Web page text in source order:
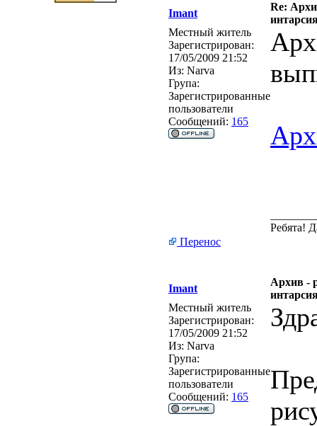
Imant
Re:
Местный житель
Зарегистрирован:
17/05/2009 21:52
Из: Narva
Група:
Зарегистрированные
пользователи
Сообщений: 165
Ребята!
Перенос
Imant
Архив -
Местный житель
Зарегистрирован:
17/05/2009 21:52
Из: Narva
Група:
Зарегистрированные
пользователи
Сообщений: 165